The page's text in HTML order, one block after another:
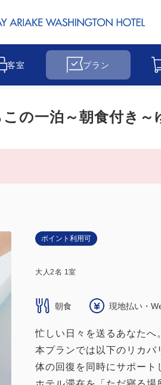
客室 プラン
の一泊～朝食付き
ポイント利用可
大人2名 1室
朝食 現地払い・
忙しい日々を送るあなたへ
本プランでは以下のリカバ
体の回復を同時にサポート